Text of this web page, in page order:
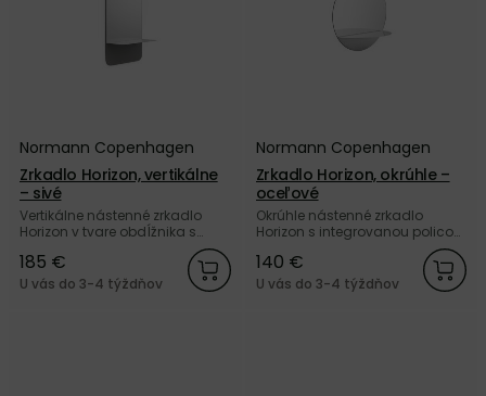
Normann Copenhagen
Zrkadlo Horizon, vertikálne
– sivé
Vertikálne nástenné zrkadlo
Horizon v tvare obdĺžnika s
integrovanou policou zo sivej
práškovanej ocele od dánskej
značky Normann Copenhagen.
185 €
U vás do 3-4 týždňov
Normann Copenhagen
Zrkadlo Horizon, okrúhle –
oceľové
Okrúhle nástenné zrkadlo
Horizon s integrovanou policou
dánskej značky Normann
Copenhagen.
140 €
U vás do 3-4 týždňov